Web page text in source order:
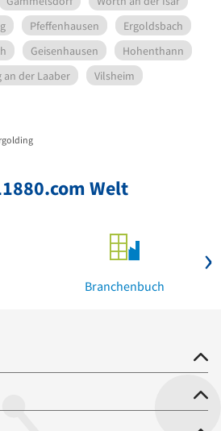
Pfeffenhausen
Ergoldsbach
Geisenhausen
Hohenthann
der Laaber
Vilsheim
Welt
Branchenbuch